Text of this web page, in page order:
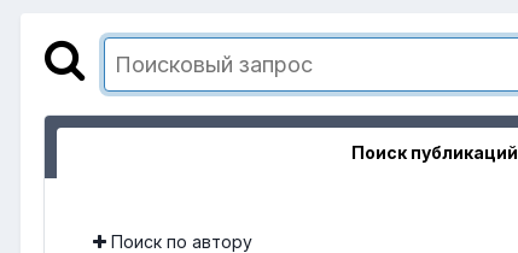
Поиск публикаций
Поиск по автору